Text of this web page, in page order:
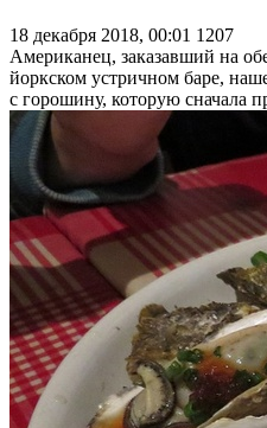
18 декабря 2018, 00:01 1207
Американец, заказавший на
йоркском устричном баре,
с горошину, которую сначала